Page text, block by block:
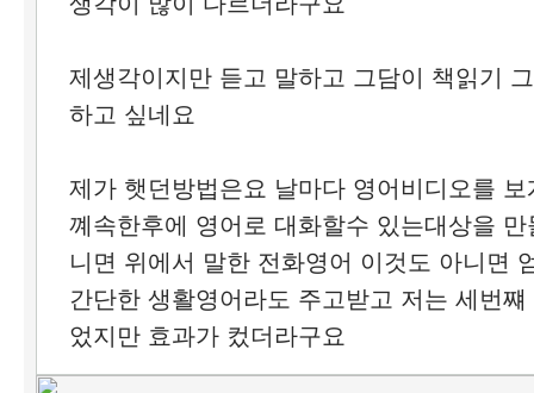
제생각이지만 듣고 말하고 그담이 책읽기
하고 싶네요
제가 햇던방법은요 날마다 영어비디오를
꼐속한후에 영어로 대화할수 있는대상을
니면 위에서 말한 전화영어 이것도 아니면
간단한 생활영어라도 주고받고 저는 세번
었지만 효과가 컸더라구요